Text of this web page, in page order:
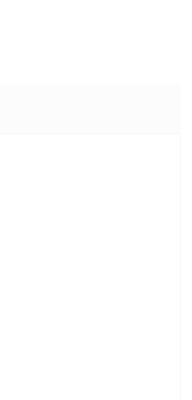
z 5 hvězdiček.
z 5 hvězdiček.